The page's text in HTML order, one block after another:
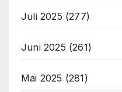
Juli 2025 (277)
Juni 2025 (261)
Mai 2025 (281)